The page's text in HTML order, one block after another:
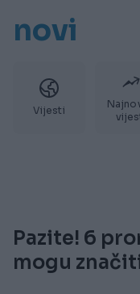
novi
Vijesti
Pazite! 6
mogu